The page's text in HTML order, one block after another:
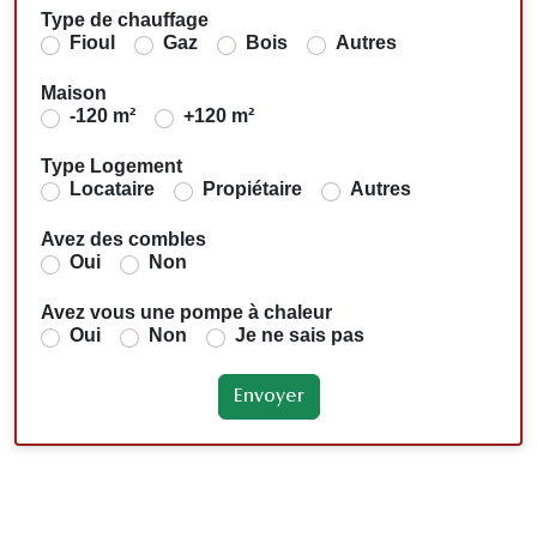
Type de chauffage
Fioul
Gaz Bois Autres
Maison
-120 m²
+120 m²
Type Logement
Locataire
Propiétaire Autres
Avez des combles
Oui
Non
Avez vous une pompe à chaleur
Oui
Non Je ne sais pas